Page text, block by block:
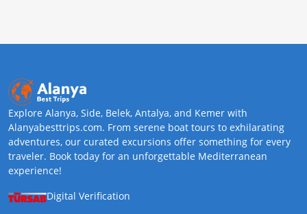
Explore Alanya, Side, Belek, Antalya, and Kemer with
Alanyabesttrips.com. From serene boat tours to exhilarating
adventures, our curated excursions offer something for every
traveler. Book today for an unforgettable Mediterranean
experience!
Digital Verification